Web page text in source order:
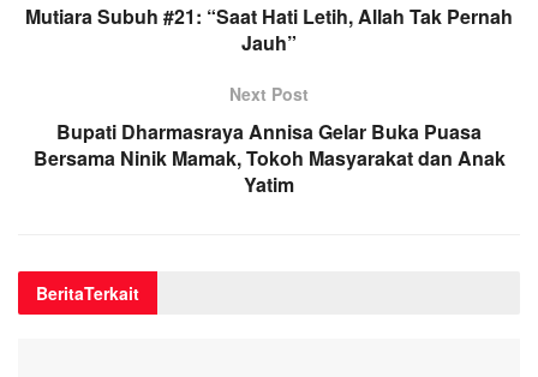
Mutiara Subuh #21: “Saat Hati Letih, Allah Tak Pernah
Jauh”
Next Post
Bupati Dharmasraya Annisa Gelar Buka Puasa
Bersama Ninik Mamak, Tokoh Masyarakat dan Anak
Yatim
BeritaTerkait